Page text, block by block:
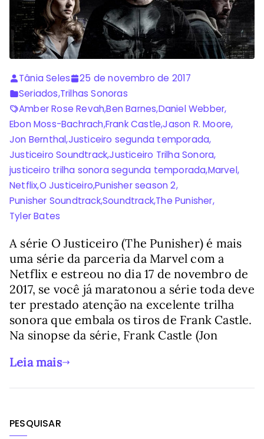
Tânia Seles
25 de novembro de 2017
Seriados,Trilhas Sonoras
Amber Rose Revah,Ben Barnes,Daniel Webber,
Ebon Moss-Bachrach,Frank Castle,Jason R. Moore,
Jon Bernthal,Justiceiro segunda temporada,
Justiceiro Soundtrack,Justiceiro Trilha Sonora,
justiceiro trilha sonora segunda temporada,Marvel,
Netflix,O Justiceiro,Punisher season 2,
Punisher Soundtrack,Soundtrack,The Punisher,
Tyler Bates
A série O Justiceiro (The Punisher) é mais
uma série da parceria da Marvel com a
Netflix e estreou no dia 17 de novembro de
2017, se você já maratonou a série toda deve
ter prestado atenção na excelente trilha
sonora que embala os tiros de Frank Castle.
Na sinopse da série, Frank Castle (Jon
Leia mais
PESQUISAR